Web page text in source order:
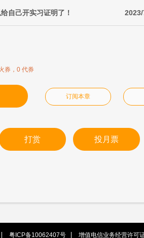
自己开实习证明了！
券，0 代券
订阅本章
打赏 投月票
粤ICP备10062407号 增值电信业务经营许可